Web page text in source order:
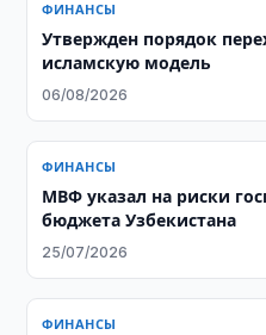
ФИНАНСЫ
Утвержден порядок
исламскую модель
06/08/2026
ФИНАНСЫ
МВФ указал на риски
бюджета Узбекистана
25/07/2026
ФИНАНСЫ